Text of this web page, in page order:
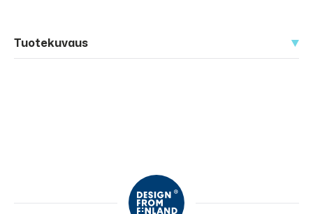
Tuotekuvaus